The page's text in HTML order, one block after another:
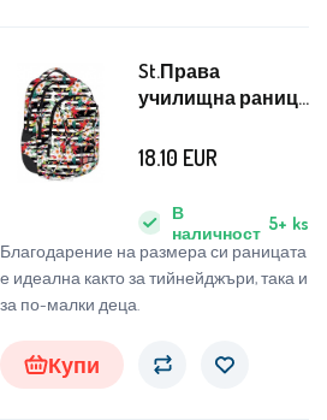
St.Права
училищна раница
райета
Благодарение на размера си раницата
е идеална както за тийнейджъри, така и
за по-малки деца.
В
наличност 5+ ks
18.10 EUR
Купи